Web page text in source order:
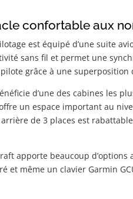
confortable aux
est équipé d’une suite
sans fil et permet une
grâce à une superposition
d’une des cabines les
un espace important au
de 3 places est
apporte beaucoup d’options
et même un clavier Garmin